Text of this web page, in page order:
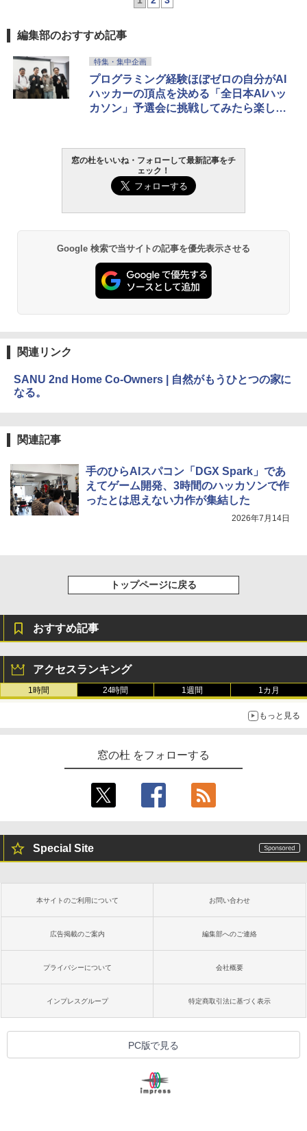
編集部のおすすめ記事
特集・集中企画
プログラミング経験ほぼゼロの自分がAI
ハッカーの頂点を決める「全日本AIハッ
カソン」予選会に挑戦してみたら楽しす
窓の杜をいいね・フォローして最新記事をチ
ェック！
Google 検索で当サイトの記事を優先表示させる
関連リンク
SANU 2nd Home Co-Owners | 自然がもうひとつの家に
なる。
関連記事
手のひらAIスパコン「DGX Spark」であ
えてゲーム開発、3時間のハッカソンで作
ったとは思えない力作が集結した
2026年7月14日
トップページに戻る
おすすめ記事
アクセスランキング
1時間 24時間 1週間 1カ月
もっと見る
窓の杜 をフォローする
Special Site
本サイトのご利用について お問い合わせ
広告掲載のご案内 編集部へのご連絡
プライバシーについて 会社概要
インプレスグループ 特定商取引法に基づく表示
PC版で見る